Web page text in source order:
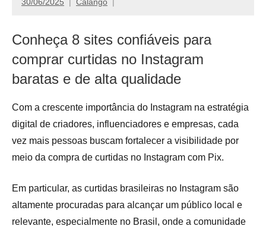
Conheça 8 sites confiáveis para
comprar curtidas no Instagram
baratas e de alta qualidade
Com a crescente importância do Instagram na estratégia
digital de criadores, influenciadores e empresas, cada
vez mais pessoas buscam fortalecer a visibilidade por
meio da compra de curtidas no Instagram com Pix.
Em particular, as curtidas brasileiras no Instagram são
altamente procuradas para alcançar um público local e
relevante, especialmente no Brasil, onde a comunidade